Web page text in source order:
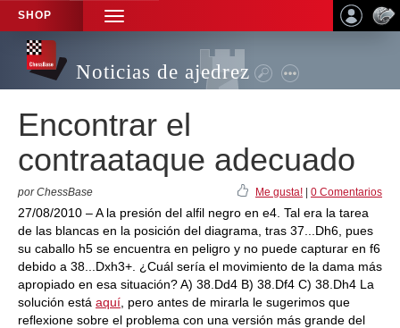
SHOP
TOGGLE
NAVIGATION
Noticias de ajedrez
Encontrar el
contraataque adecuado
por ChessBase Me gusta! 0 Comentarios
27/08/2010 – A la presión del alfil negro en e4. Tal era la tarea
de las blancas en la posición del diagrama, tras 37...Dh6, pues
su caballo h5 se encuentra en peligro y no puede capturar en f6
debido a 38...Dxh3+. ¿Cuál sería el movimiento de la dama más
apropiado en esa situación? A) 38.Dd4 B) 38.Df4 C) 38.Dh4 La
solución está aquí , pero antes de mirarla le sugerimos que
reflexione sobre el problema con una versión más grande del